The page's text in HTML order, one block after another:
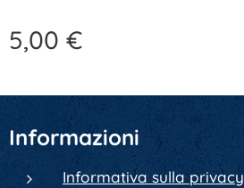
5,00 €
Informazioni
Informativa sulla privacy